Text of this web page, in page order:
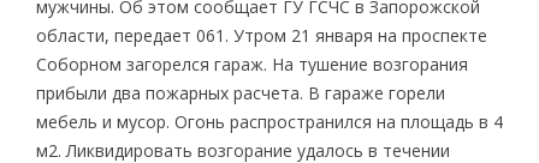
мужчины. Об этом сообщает ГУ ГСЧС в Запорожской
области, передает 061. Утром 21 января на проспекте
Соборном загорелся гараж. На тушение возгорания
прибыли два пожарных расчета. В гараже горели
мебель и мусор. Огонь распространился на площадь в 4
м2. Ликвидировать возгорание удалось в течении